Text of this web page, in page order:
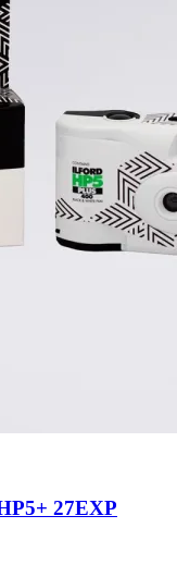
27EXP